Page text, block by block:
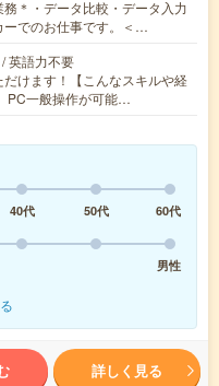
＊・データ比較・データ入力
ーでのお仕事です。＜…
英語力不要
けます！【こんなスキルや経
PC一般操作が可能…
40代 50代
60代
男性
詳しく見る